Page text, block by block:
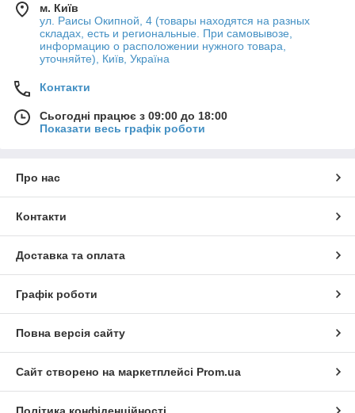
м. Київ
ул. Раисы Окипной, 4 (товары находятся на разных
складах, есть и региональные. При самовывозе,
информацию о расположении нужного товара,
уточняйте), Київ, Україна
Контакти
Сьогодні працює з 09:00 до 18:00
Показати весь графік роботи
Про нас
Контакти
Доставка та оплата
Графік роботи
Повна версія сайту
Сайт створено на маркетплейсі Prom.ua